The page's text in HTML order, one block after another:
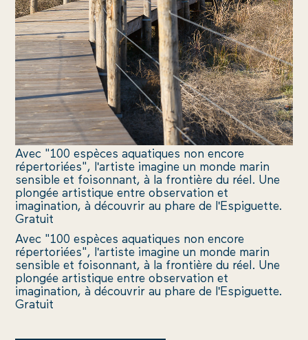
du
Le
du-
66
51
67
70
Avec "100 espèces aquatiques non encore
répertoriées", l'artiste imagine un monde marin
sensible et foisonnant, à la frontière du réel. Une
plongée artistique entre observation et
imagination, à découvrir au phare de l'Espiguette.
Gratuit
Avec "100 espèces aquatiques non encore
répertoriées", l'artiste imagine un monde marin
sensible et foisonnant, à la frontière du réel. Une
plongée artistique entre observation et
imagination, à découvrir au phare de l'Espiguette.
Gratuit